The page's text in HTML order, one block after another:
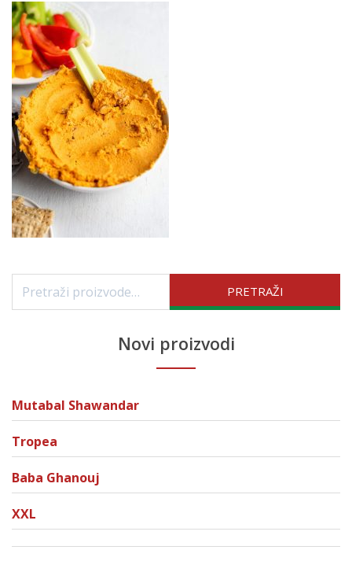
PRETRAŽI
Novi proizvodi
Mutabal Shawandar
Tropea
Baba Ghanouj
XXL